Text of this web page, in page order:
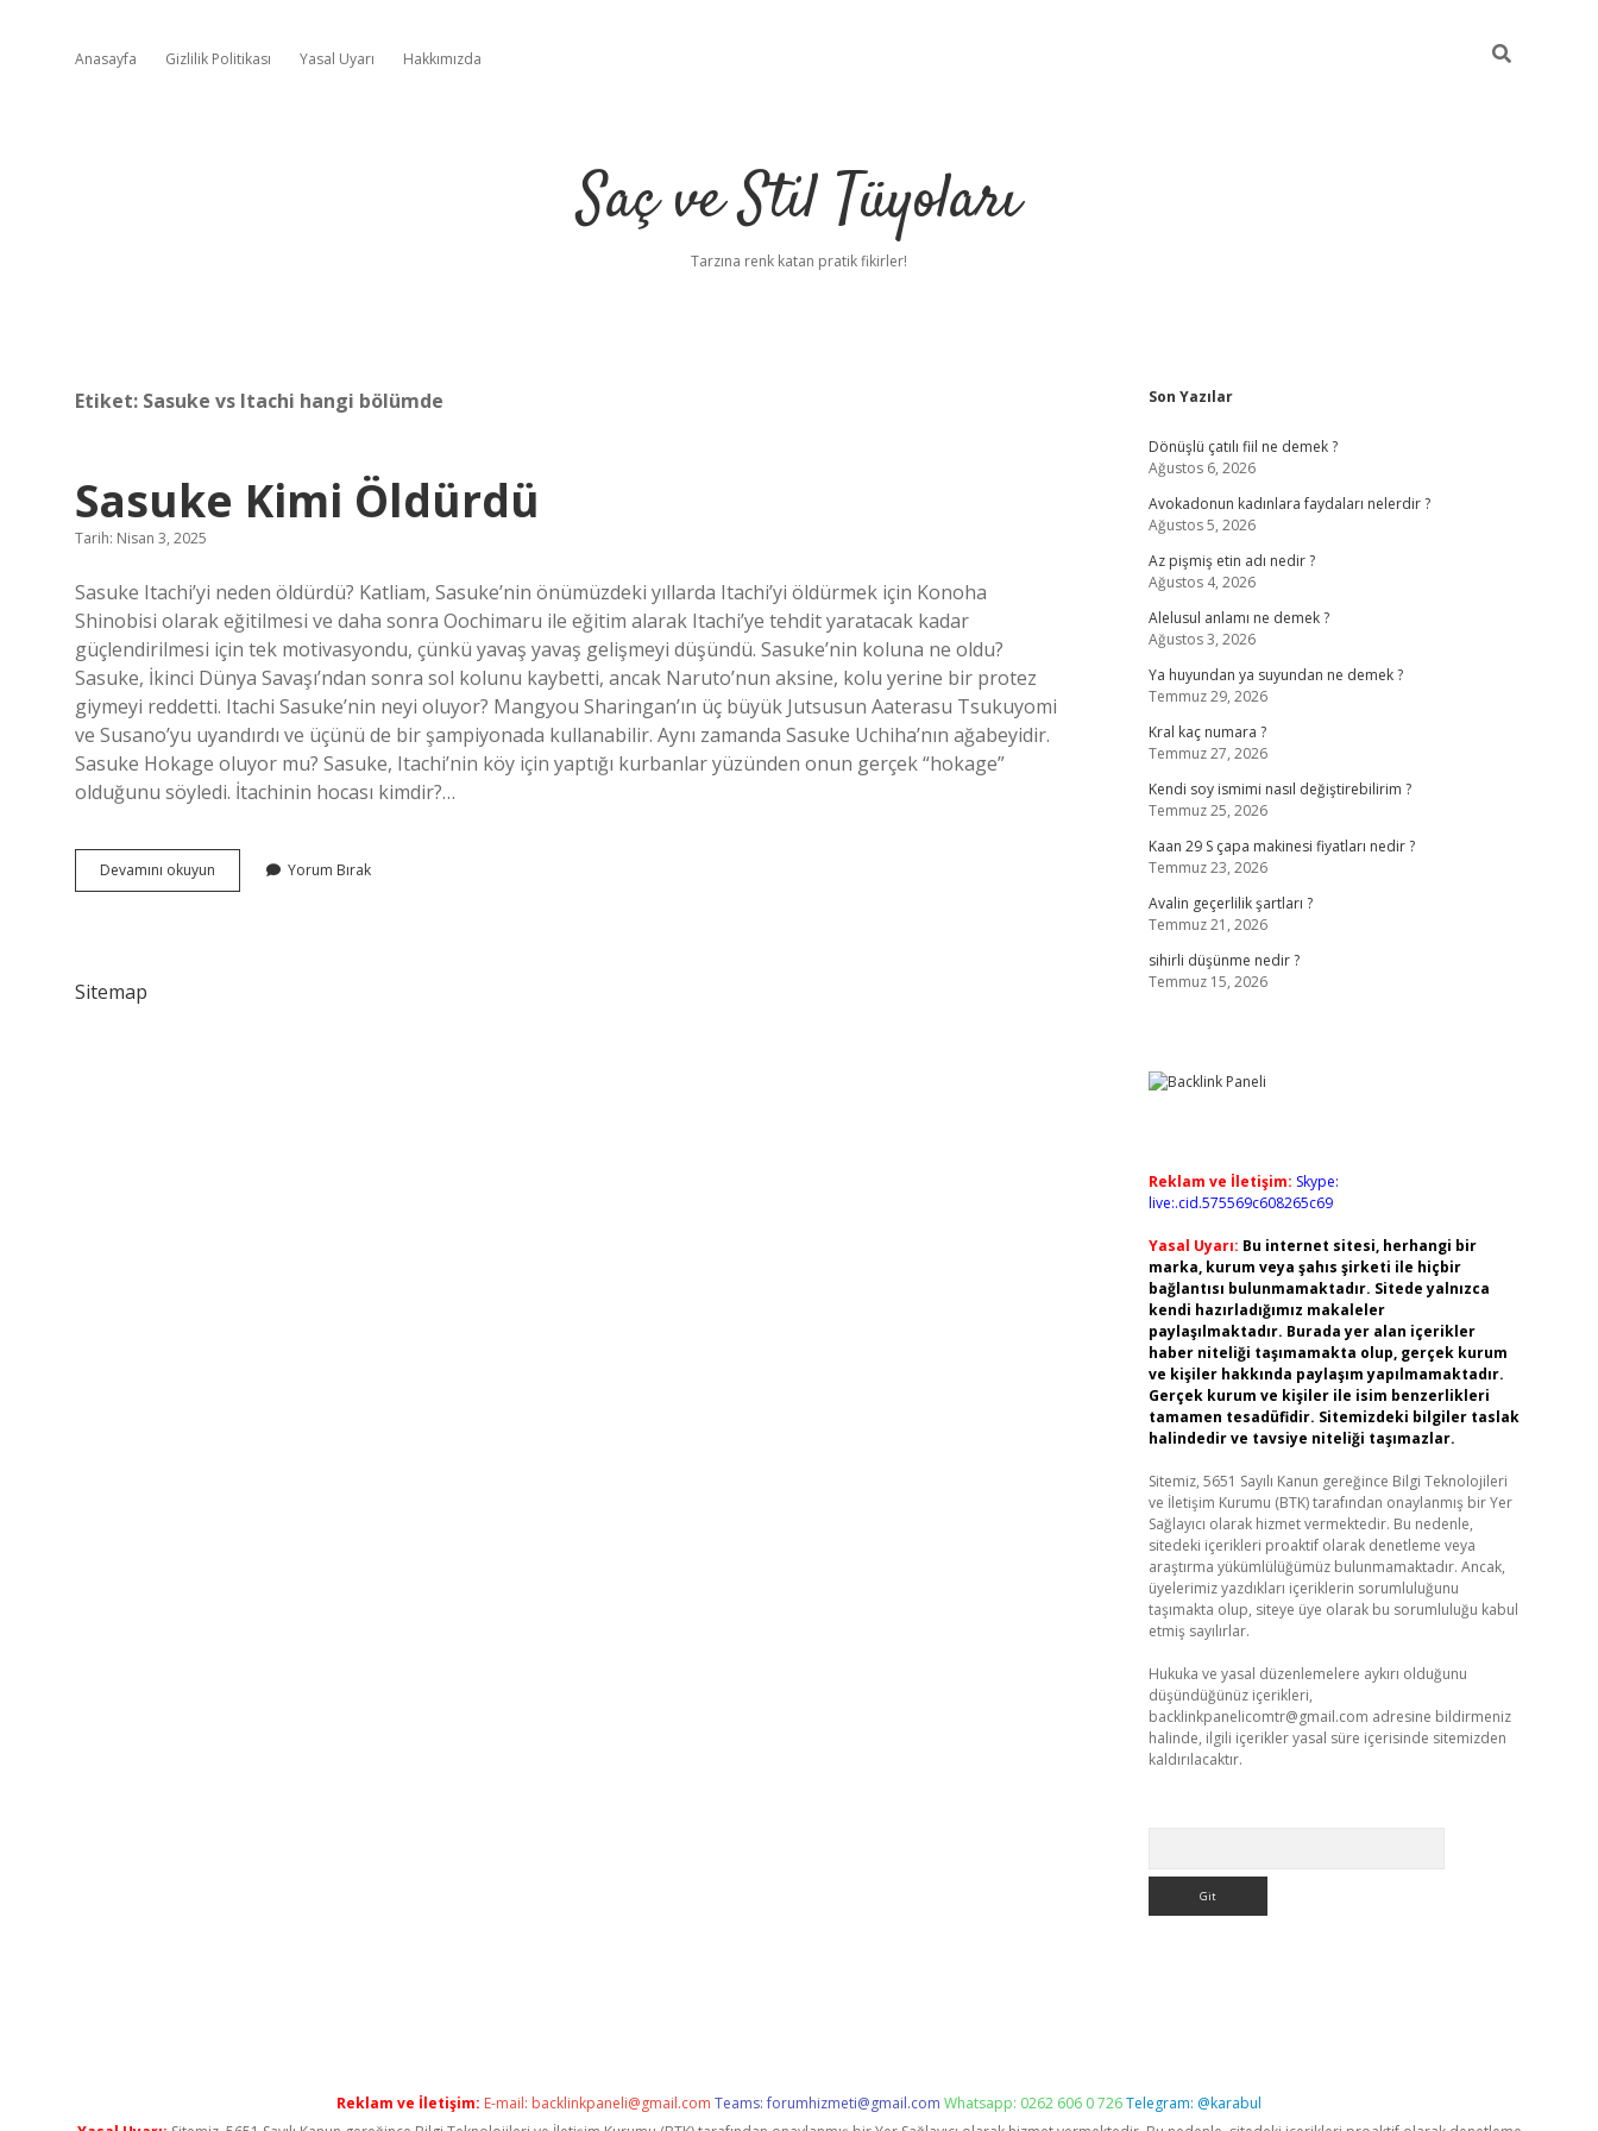
Anasayfa Gizlilik Politikası Yasal Uyarı Hakkımızda
Saç ve Stil Tüyoları
Tarzına renk katan pratik fikirler!
Etiket: Sasuke vs Itachi hangi bölümde
Sasuke Kimi Öldürdü
Tarih: Nisan 3, 2025
Sasuke Itachi’yi neden öldürdü? Katliam, Sasuke’nin önümüzdeki yıllarda Itachi’yi öldürmek için Konoha
Shinobisi olarak eğitilmesi ve daha sonra Oochimaru ile eğitim alarak Itachi’ye tehdit yaratacak kadar
güçlendirilmesi için tek motivasyondu, çünkü yavaş yavaş gelişmeyi düşündü. Sasuke’nin koluna ne oldu?
Sasuke, İkinci Dünya Savaşı’ndan sonra sol kolunu kaybetti, ancak Naruto’nun aksine, kolu yerine bir protez
giymeyi reddetti. Itachi Sasuke’nin neyi oluyor? Mangyou Sharingan’ın üç büyük Jutsusun Aaterasu Tsukuyomi
ve Susano’yu uyandırdı ve üçünü de bir şampiyonada kullanabilir. Aynı zamanda Sasuke Uchiha’nın ağabeyidir.
Sasuke Hokage oluyor mu? Sasuke, Itachi’nin köy için yaptığı kurbanlar yüzünden onun gerçek “hokage”
olduğunu söyledi. İtachinin hocası kimdir?…
Devamını okuyun
Kimi
Yorum Bırak
Sitemap
Sidebar
Son Yazılar
Dönüşlü çatılı fiil ne demek ?
Ağustos 6, 2026
Avokadonun kadınlara faydaları nelerdir ?
Ağustos 5, 2026
Az pişmiş etin adı nedir ?
Ağustos 4, 2026
Alelusul anlamı ne demek ?
Ağustos 3, 2026
Ya huyundan ya suyundan ne demek ?
Temmuz 29, 2026
Kral kaç numara ?
Temmuz 27, 2026
Kendi soy ismimi nasıl değiştirebilirim ?
Temmuz 25, 2026
Kaan 29 S çapa makinesi fiyatları nedir ?
Temmuz 23, 2026
Avalin geçerlilik şartları ?
Temmuz 21, 2026
sihirli düşünme nedir ?
Temmuz 15, 2026
Reklam ve İletişim: Skype:
live:.cid.575569c608265c69
Yasal Uyarı: Bu internet sitesi, herhangi bir
marka, kurum veya şahıs şirketi ile hiçbir
bağlantısı bulunmamaktadır. Sitede yalnızca
kendi hazırladığımız makaleler
paylaşılmaktadır. Burada yer alan içerikler
haber niteliği taşımamakta olup, gerçek kurum
ve kişiler hakkında paylaşım yapılmamaktadır.
Gerçek kurum ve kişiler ile isim benzerlikleri
tamamen tesadüfidir. Sitemizdeki bilgiler taslak
halindedir ve tavsiye niteliği taşımazlar.
Sitemiz, 5651 Sayılı Kanun gereğince Bilgi Teknolojileri
ve İletişim Kurumu (BTK) tarafından onaylanmış bir Yer
Sağlayıcı olarak hizmet vermektedir. Bu nedenle,
sitedeki içerikleri proaktif olarak denetleme veya
araştırma yükümlülüğümüz bulunmamaktadır. Ancak,
üyelerimiz yazdıkları içeriklerin sorumluluğunu
taşımakta olup, siteye üye olarak bu sorumluluğu kabul
etmiş sayılırlar.
Hukuka ve yasal düzenlemelere aykırı olduğunu
düşündüğünüz içerikleri,
backlinkpanelicomtr@gmail.com adresine bildirmeniz
halinde, ilgili içerikler yasal süre içerisinde sitemizden
kaldırılacaktır.
Reklam ve İletişim: E-mail: backlinkpaneli@gmail.com Teams:forumhizmeti@gmail.com Whatsapp: 0262 606 0 726Telegram: @karabul